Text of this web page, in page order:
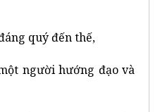
quý đến thế,
người hướng đạo và